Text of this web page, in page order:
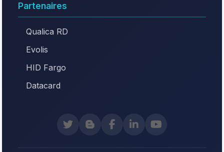
Partenaires
Qualica RD
Evolis
HID Fargo
Datacard